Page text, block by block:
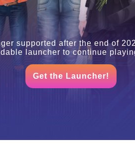
supported after the end of
launcher to continue
Get the Launcher!